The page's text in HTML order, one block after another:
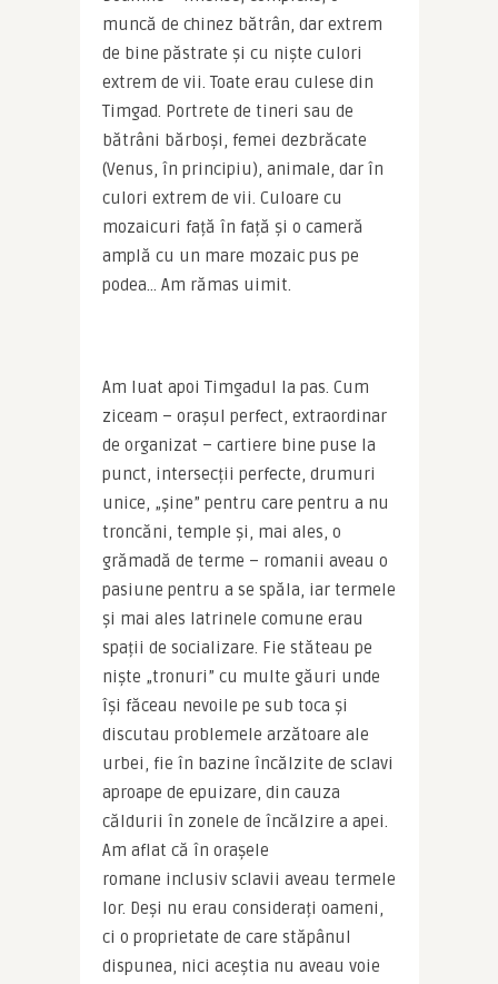
muncă de chinez bătrân, dar extrem
de bine păstrate și cu niște culori
extrem de vii. Toate erau culese din
Timgad. Portrete de tineri sau de
bătrâni bărboși, femei dezbrăcate
(Venus, în principiu), animale, dar în
culori extrem de vii. Culoare cu
mozaicuri față în față și o cameră
amplă cu un mare mozaic pus pe
podea… Am rămas uimit.
Am luat apoi Timgadul la pas. Cum
ziceam – orașul perfect, extraordinar
de organizat – cartiere bine puse la
punct, intersecții perfecte, drumuri
unice, „șine” pentru care pentru a nu
troncăni, temple și, mai ales, o
grămadă de terme – romanii aveau o
pasiune pentru a se spăla, iar termele
și mai ales latrinele comune erau
spații de socializare. Fie stăteau pe
niște „tronuri” cu multe găuri unde
își făceau nevoile pe sub toca și
discutau problemele arzătoare ale
urbei, fie în bazine încălzite de sclavi
aproape de epuizare, din cauza
căldurii în zonele de încălzire a apei.
Am aflat că în orașele
romane inclusiv sclavii aveau termele
lor. Deși nu erau considerați oameni,
ci o proprietate de care stăpânul
dispunea, nici aceștia nu aveau voie